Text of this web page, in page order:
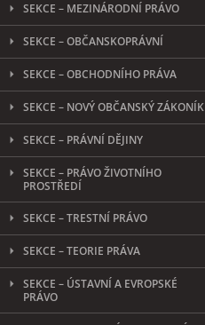
SEKCE – MEZINÁRODNÍ PRÁVO
SEKCE – OBČANSKOPRÁVNÍ
SEKCE – OBCHODNÍHO PRÁVA
SEKCE – NOVÝ OBČANSKÝ ZÁKONÍK
SEKCE – PRÁVNÍ DĚJINY
SEKCE – PRÁVO ŽIVOTNÍHO
PROSTŘEDÍ
SEKCE – TRESTNÍ PRÁVO
SEKCE – TEORIE PRÁVA
SEKCE – ÚSTAVNÍ A EVROPSKÉ
PRÁVO